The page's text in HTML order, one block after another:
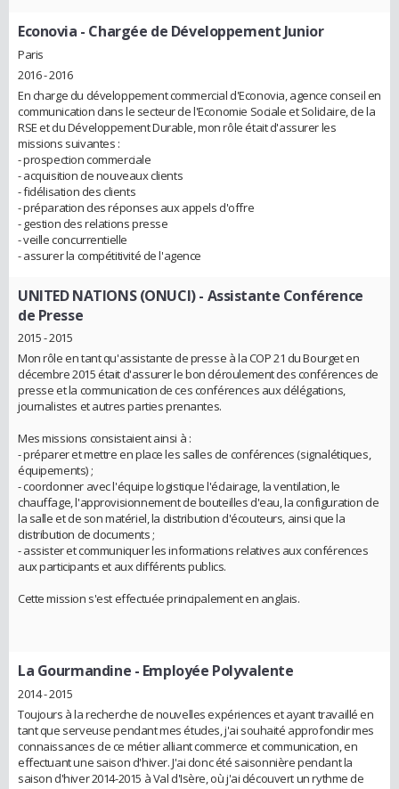
Econovia - Chargée de Développement Junior
Paris
2016 - 2016
En charge du développement commercial d'Econovia, agence conseil en
communication dans le secteur de l'Economie Sociale et Solidaire, de la
RSE et du Développement Durable, mon rôle était d'assurer les
missions suivantes :
- prospection commerciale
- acquisition de nouveaux clients
- fidélisation des clients
- préparation des réponses aux appels d'offre
- gestion des relations presse
- veille concurrentielle
- assurer la compétitivité de l'agence
UNITED NATIONS (ONUCI)- Assistante Conférence
de Presse
2015 - 2015
Mon rôle en tant qu'assistante de presse à la COP 21 du Bourget en
décembre 2015 était d'assurer le bon déroulement des conférences de
presse et la communication de ces conférences aux délégations,
journalistes et autres parties prenantes.
Mes missions consistaient ainsi à :
- préparer et mettre en place les salles de conférences (signalétiques,
équipements) ;
- coordonner avec l'équipe logistique l'éclairage, la ventilation, le
chauffage, l'approvisionnement de bouteilles d'eau, la configuration de
la salle et de son matériel, la distribution d'écouteurs, ainsi que la
distribution de documents ;
- assister et communiquer les informations relatives aux conférences
aux participants et aux différents publics.
Cette mission s'est effectuée principalement en anglais.
La Gourmandine - Employée Polyvalente
2014 - 2015
Toujours à la recherche de nouvelles expériences et ayant travaillé en
tant que serveuse pendant mes études, j'ai souhaité approfondir mes
connaissances de ce métier alliant commerce et communication, en
effectuant une saison d'hiver. J'ai donc été saisonnière pendant la
saison d'hiver 2014-2015 à Val d'Isère, où j'ai découvert un rythme de